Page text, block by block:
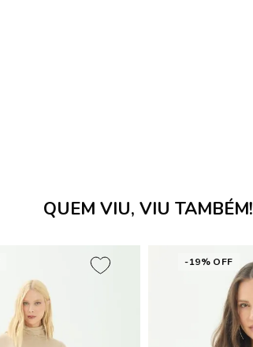
QUEM VIU, VIU TAMBÉM!
-19% OFF